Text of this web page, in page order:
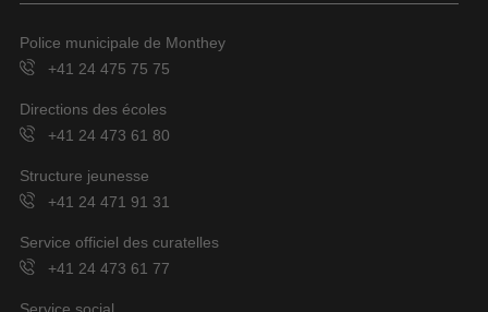
Police municipale de Monthey
+41 24 475 75 75
Directions des écoles
+41 24 473 61 80
Structure jeunesse
+41 24 471 91 31
Service officiel des curatelles
+41 24 473 61 77